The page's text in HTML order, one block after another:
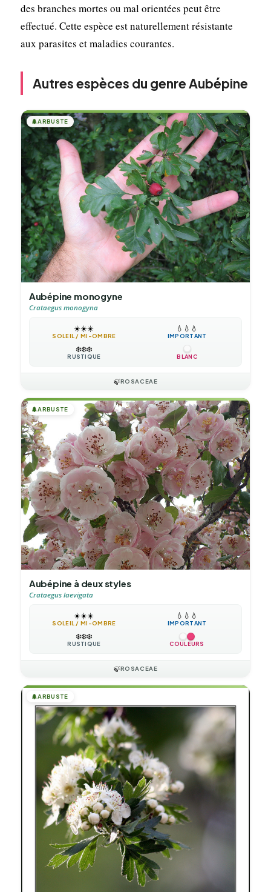
des branches mortes ou mal orientées peut être
effectué. Cette espèce est naturellement résistante
aux parasites et maladies courantes.
Autres espèces du genre Aubépine
🌲ARBUSTE
Aubépine monogyne
Crataegus monogyna
☀️☀️☀️
SOLEIL / MI-OMBRE
💧 💧 💧
IMPORTANT
❄️❄️❄️
RUSTIQUE BLANC
🍃ROSACEAE
🌲ARBUSTE
Aubépine à deux styles
Crataegus laevigata
☀️☀️☀️
SOLEIL / MI-OMBRE
💧 💧 💧
IMPORTANT
❄️❄️❄️
RUSTIQUE COULEURS
🍃ROSACEAE
🌲ARBUSTE